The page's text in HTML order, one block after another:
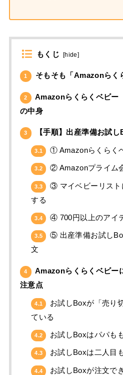
もくじ [hide]
1 そもそも「Amazonらく
2
Amazonらくらくベビー
の中身
3 【手順】出産準備お試
3.1 ① Amazonらくらく
3.2 ② Amazonプライム
3.3
③ マイベビーリスト
する
3.4 ④ 700円以上のアイ
3.5
⑤ 出産準備お試し
文
4
Amazonらくらくベビー
注意点
4.1
お試しBoxが「売り
ている
4.2 お試しBoxはパパも
4.3 お試しBoxは二人目
4.4 お試しBoxが注文で